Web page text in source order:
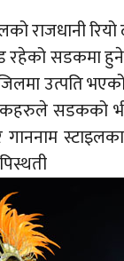
राजधानी
सडकमा हुने
उत्पति
सडकको
स्टाइलका